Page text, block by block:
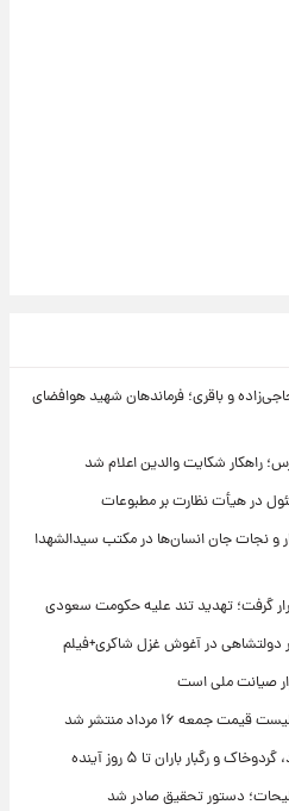
و باقری؛ فرماندهان شهید هوافضای
راهکار شکایت والدین اعلام شد
در هیأت نظارت بر مطبوعات
و نجات جان انسان‌ها در مکتب سیدالشهدا
گرفت؛ تهدید تند علیه حکومت سعودی
دولتشاهی در آغوش غزل شاکری+فیلم
صیانت ملی است
۱۶ مرداد منتشر شد
رگبار باران تا ۵ روز آینده
دستور تحقیق صادر شد